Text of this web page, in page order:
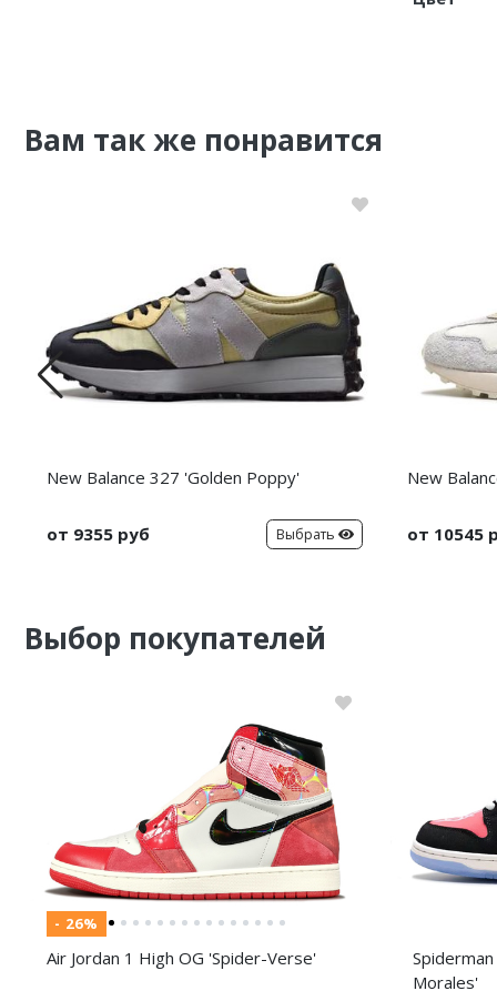
Вам так же понравится
New Balance 327 'Golden Poppy'
от 9355 руб Выбрать
New
от 10545
Выбор покупателей
- 26%
Air Jordan 1 High OG 'Spider-Verse'
Morales'
Nike Uptempo